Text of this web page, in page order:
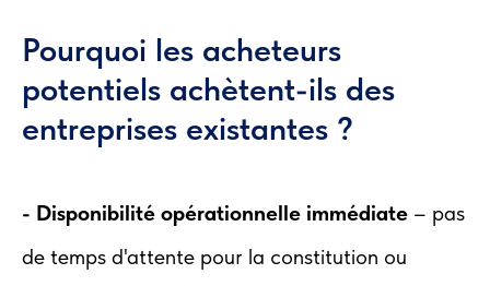
Pourquoi les acheteurs
potentiels achètent-ils des
entreprises existantes ?
- Disponibilité opérationnelle immédiate – pas
de temps d'attente pour la constitution ou